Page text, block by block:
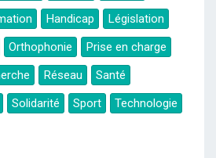
Handicap
Législation
Orthophonie
Prise en charge
Réseau
Santé
Solidarité Sport
Technologie